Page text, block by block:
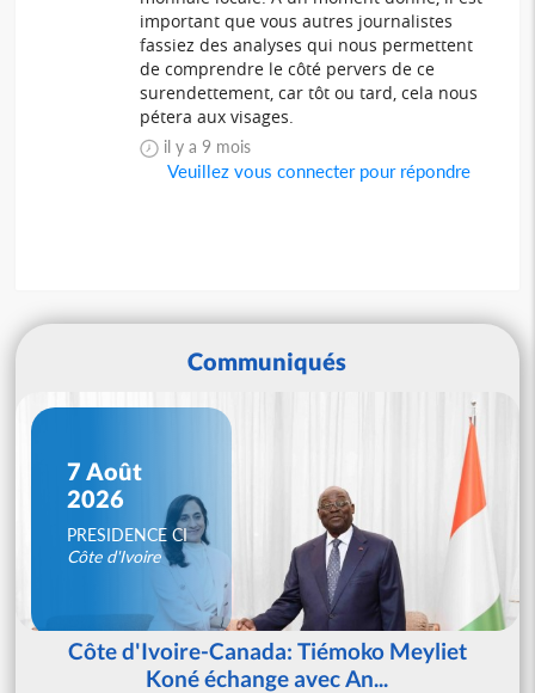
important que vous autres journalistes
fassiez des analyses qui nous permettent
de comprendre le côté pervers de ce
surendettement, car tôt ou tard, cela nous
pétera aux visages.
il y a 9 mois
Veuillez vous connecter pour répondre
Communiqués
7 Août
2026
PRESIDENCE CI
Côte d'Ivoire
Côte d'Ivoire-Canada: Tiémoko Meyliet
Koné échange avec An...